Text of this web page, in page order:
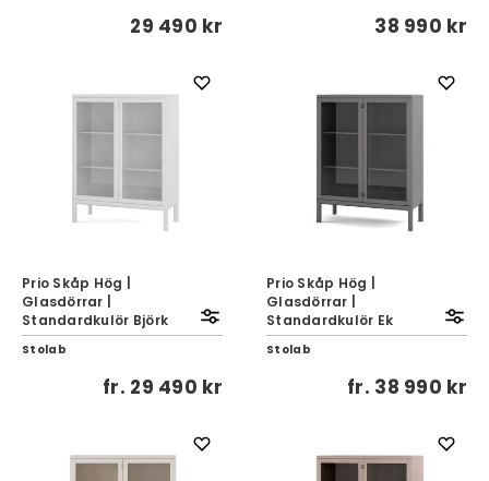
29 490 kr 38 990 kr
Prio Skåp Hög |
Glasdörrar |
Standardkulör Björk
Stolab
fr. 29 490 kr
Prio Skåp Hög |
Glasdörrar |
Standardkulör Ek
Stolab
fr. 38 990 kr